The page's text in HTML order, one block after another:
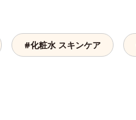
#化粧水 スキンケア